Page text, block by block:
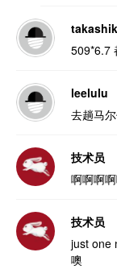
509*6.7
leelulu
去趟马
技术员
啊啊啊
技术员
just one
噢